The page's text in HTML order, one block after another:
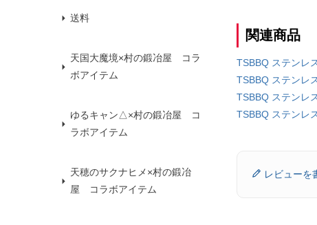
送料
天国大魔境×村の鍛冶屋 コラ
ボアイテム
ゆるキャン△×村の鍛冶屋 コ
ラボアイテム
天穂のサクナヒメ×村の鍛冶
屋 コラボアイテム
関連商品
TSBBQ ステン
TSBBQ ステンレ
TSBBQ ステンレ
TSBBQ ステンレ
レビューを